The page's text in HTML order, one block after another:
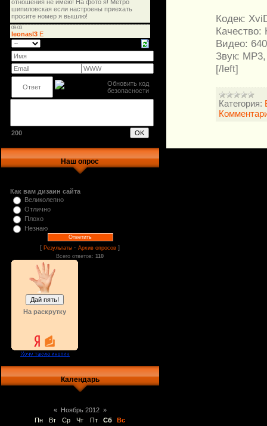
200
Наш опрос
Как вам дизаин сайта
Великолепно
Отлично
Плохо
Незнаю
[Результаты ·Архив опросов ]
Всего ответов:110
На раскрутку
Календарь
« Ноябрь 2012 »
Пн
Вт Ср Чт Пт Сб
Вс
Кодек:
Качество:
Видео:
Звук:
[/left]
Категория: